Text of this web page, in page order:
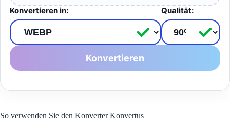
Konvertieren in: Qualität:
Konvertieren
So verwenden Sie den Konverter Konvertus